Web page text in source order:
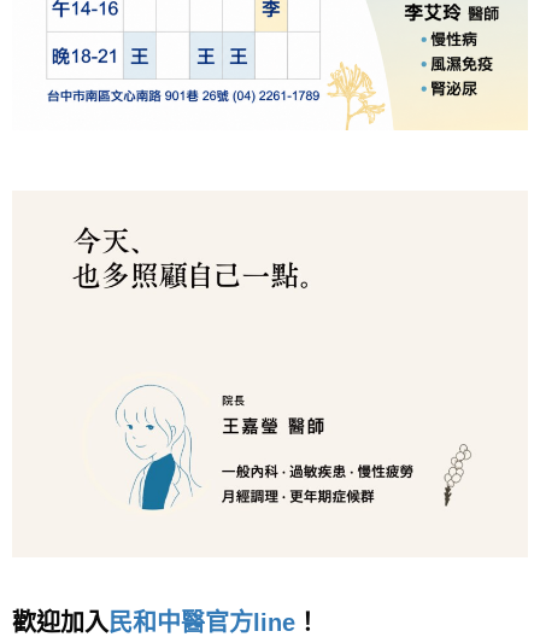
歡迎加入 民和中醫官方line ！